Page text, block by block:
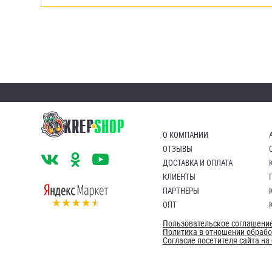
О КОМПАНИИ
ОТЗЫВЫ
ДОСТАВКА И ОПЛАТА
КЛИЕНТЫ
ПАРТНЕРЫ
ОПТ
Пользовательское
Политика в отношении
Согласие посетителя сайта